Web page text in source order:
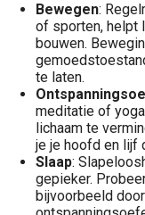
Bewegen:
of sporten, helpt
bouwen.
te laten.
meditatie of
lichaam te
je je hoofd en lijf
Slaap:
gepieker.
bijvoorbeeld